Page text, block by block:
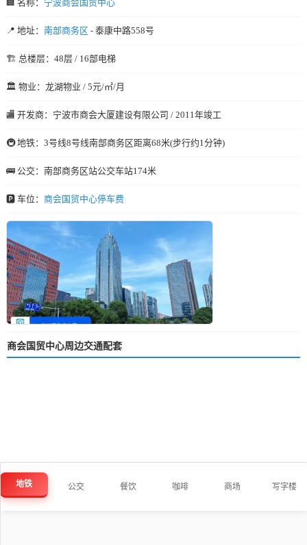
🏢 名称： 宁波商会国贸中心
📍 地址： 南部商务区 - 泰康中路558号
🏗️ 总楼层：48层 / 16部电梯
🏛️ 物业：龙湖物业 / 5元/㎡/月
🏬 开发商：宁波市商会大厦建设有限公司 / 2011年竣工
🚇 地铁：3号线8号线南部商务区距离68米(步行约1分钟)
🚌 公交：南部商务区站公交车站174米
🅿️ 车位： 商会国贸中心停车费
商会国贸中心周边交通配套
地铁 公交 餐饮 咖啡 商场 写字楼